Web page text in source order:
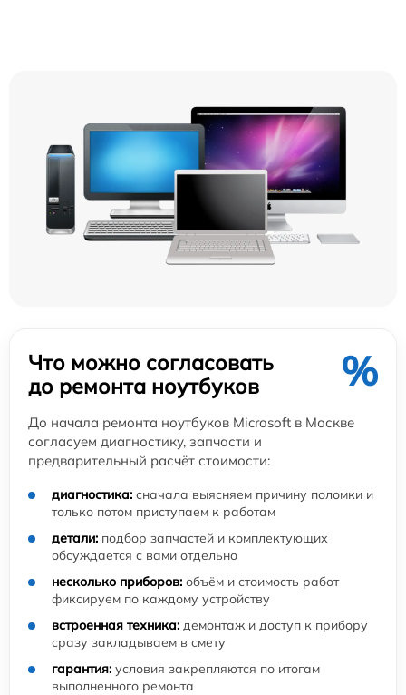
Что можно согласовать
до ремонта ноутбуков
%
До начала ремонта ноутбуков Microsoft в Москве
согласуем диагностику, запчасти и
предварительный расчёт стоимости:
диагностика: сначала выясняем причину поломки и
только потом приступаем к работам
детали: подбор запчастей и комплектующих
обсуждается с вами отдельно
несколько приборов: объём и стоимость работ
фиксируем по каждому устройству
встроенная техника: демонтаж и доступ к прибору
сразу закладываем в смету
гарантия: условия закрепляются по итогам
выполненного ремонта